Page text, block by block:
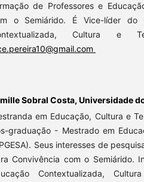
de Professores e
o Semiárido. É Vice-líder do
Cultura e
Sobral Costa, Universidade
em Educação, Cultura e
graduação - Mestrado em
Seus interesses de
Convivência com o Semiárido.
Contextualizada,